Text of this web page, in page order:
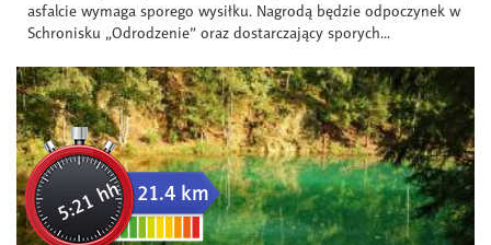
asfalcie wymaga sporego wysiłku. Nagrodą będzie odpoczynek w
Schronisku „Odrodzenie” oraz dostarczający sporych...
5:21 hh 21.4 km